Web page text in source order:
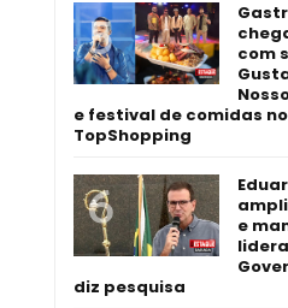
com
e festival de comidas no
TopShopping
e
diz pesquisa